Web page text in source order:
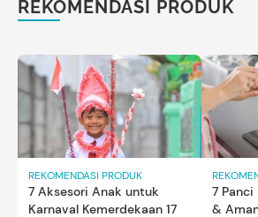
REKOMENDASI PRODUK
REKOMENDASI PRODUK
7 Aksesori Anak untuk
Karnaval Kemerdekaan 17
7 Panci
&